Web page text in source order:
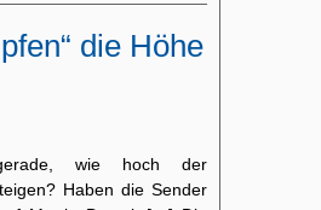
die Höhe
wie hoch der
Haben die Sender